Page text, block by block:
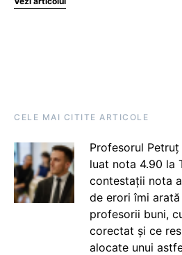
CELE MAI CITITE ARTICOLE
Profesorul
luat nota 4.90 la
contestații nota
de erori îmi
profesorii buni,
corectat și ce
alocate unui